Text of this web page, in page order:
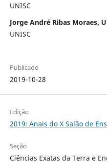
UNISC
Jorge André Ribas Moraes,
UNISC
Publicado
2019-10-28
Edição
2019: Anais do X Salão de
Seção
Ciências Exatas da Terra e